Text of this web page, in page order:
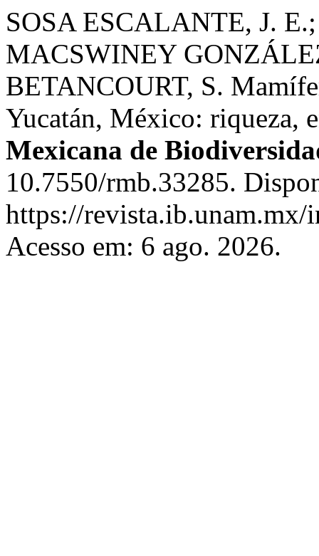
SOSA ESCALANTE, J.
MACSWINEY
BETANCOURT, S.
Yucatán, México: riqueza,
Mexicana de
10.7550/rmb.33285.
https://
Acesso em: 6 ago. 2026.